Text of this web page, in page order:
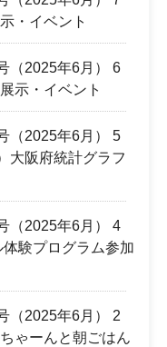
・イベント
（2025年6月） 6
示・イベント
（2025年6月） 5
大阪府統計グラフ
（2025年6月） 4
験プログラム参加
（2025年6月） 2
ゃーんと朝ごはん